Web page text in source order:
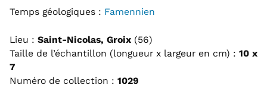
Temps géologiques : Famennien
Lieu : Saint-Nicolas, Groix(56)
Taille de l’échantillon (longueur x largeur en cm) : 10 x
7
Numéro de collection : 1029